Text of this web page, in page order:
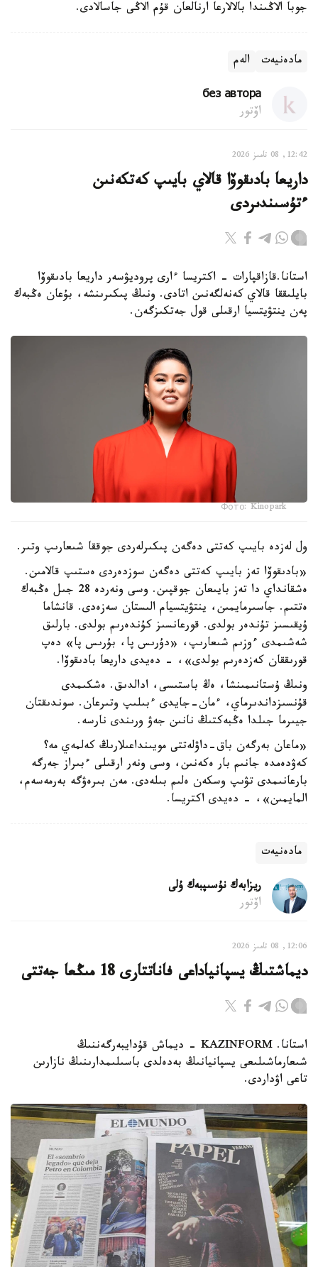
جوبا الاڭىندا بالالارعا ارنالعان قۇم الاڭى جاسالادى.
مادەنيەت الەم
без автора
اۆتور
12:42, 08 تامىز 2026
داريعا بادىقوۆا قالاي بايىپ كەتكەنىن
ءتۇسىندىردى
استانا.قازاقپارات - اكتريسا ءارى پروديۋسەر داريعا بادىقوۆا
بايلىققا قالاي كەنەلگەنىن اتادى. ونىڭ پىكىرىنشە، بۇعان ەڭبەك
پەن ينتۋيتسيا ارقىلى قول جەتكىزگەن.
Фото: Kinopark
ول لەزدە بايىپ كەتتى دەگەن پىكىرلەردى جوققا شىعارىپ وتىر.
«بادىقوۆا تەز بايىپ كەتتى دەگەن سوزدەردى ەستىپ قالامىن.
ەشقانداي دا تەز بايىعان جوقپىن. وسى ونەردە 28 جىل ەڭبەك
ەتتىم. جاسىرمايمىن، ينتۋيتسيام الىستان سەزەدى. قانشاما
ۇيقىسىز تۇندەر بولدى. قورعانسىز كۇندەرىم بولدى. بارلىق
شەشىمدى ءوزىم شىعارىپ، «دۇرىس پا، بۇرىس پا» دەپ
قورىققان كەزدەرىم بولدى»، - دەيدى داريعا بادىقوۆا.
ونىڭ ۇستانىمىنشا، ەڭ باستىسى، ادالدىق. ەشكىمدى
قۇنسىزداندىرماي، ءمان-جايدى ءبىلىپ وتىرعان. سوندىقتان
جيىرما جىلدا ەڭبەكتىڭ نانىن جەۋ ورىندى نارسە.
«ماعان بەرگەن باق-داۋلەتتى مويىنداعىلارىڭ كەلمەي مە؟
كەۋدەمدە جانىم بار ەكەنىن، وسى ونەر ارقىلى ءبىراز جەرگە
بارعانىمدى تۋىپ وسكەن ەلىم بىلەدى. مەن بىرەۋگە بەرمەسەم،
المايمىن»، - دەيدى اكتريسا.
مادەنيەت
ريزابەك نۇسىپبەك ۇلى
اۆتور
12:06, 08 تامىز 2026
ديماشتىڭ يسپانياداعى فاناتتارى 18 مىڭعا جەتتى
استانا. KAZINFORM - ديماش قۇدايبەرگەننىڭ
شىعارماشىلىعى يسپانيانىڭ بەدەلدى باسىلىمدارىنىڭ نازارىن
تاعى اۋداردى.